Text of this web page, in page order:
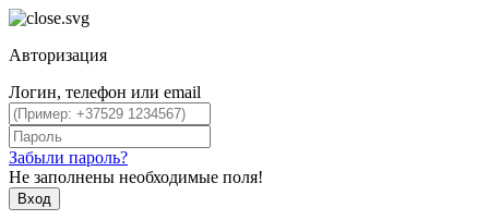
Авторизация
Логин, телефон или email
Забыли пароль?
Не заполнены необходимые поля!
Вход